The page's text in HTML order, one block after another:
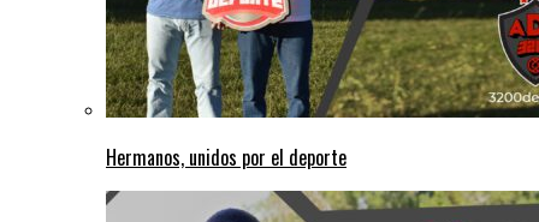
Hermanos, unidos por el deporte